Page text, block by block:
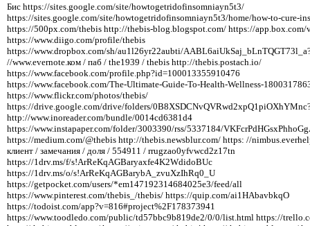
Бис https://sites.google.com/site/howtogetridofinsomniayn5t3/
https://sites.google.com/site/howtogetridofinsomniayn5t3/home/how-to-cure-
https://500px.com/thebis http://thebis-blog.blogspot.com/ https://app.box.com/
https://www.diigo.com/profile/thebis
https://www.dropbox.com/sh/au1l26yr22aubti/
//www.evernote.ком / паб / the1939 / thebis http://thebis.postach.io/
https://www.facebook.com/profile.php?id=100013355910476
https://www.facebook.com/The-Ultimate-Guide-To-Health-Wellness-
https://www.flickr.com/photos/thebis/
https://drive.google.com/drive/folders/
http://www.inoreader.com/bundle/0014cd6381d4
https://www.instapaper.com/folder/3003390/rss/5337184/
https://medium.com/@thebis http://thebis.newsblur.com/ https: //
клиент / замечания / доля / 554911 / rrugzao0yfvwcd2z17tn
https://1drv.ms/f/s!ArReKqAGBaryaxfe4K2WdidoBUc
https://1drv.ms/o/s!ArReKqAGBarybA_zvuXzIhRq0_U
https://getpocket.com/users/*em147192314684025e3/feed/all
https://www.pinterest.com/thebis_/thebis/ https://quip.com/ai1HAbavbkqO
https://todoist.com/app?v=816#project%2F178373941
https://www.toodledo.com/public/td57bbc9b819de2/0/0/list.html https://